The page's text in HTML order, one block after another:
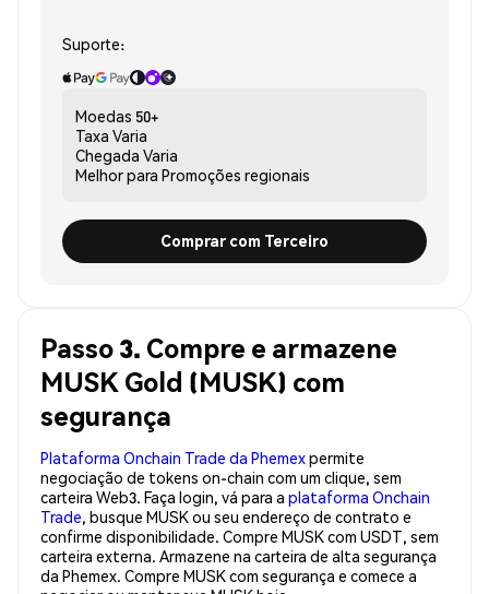
Suporte:
Moedas 50+
Taxa Varia
Chegada Varia
Melhor para Promoções regionais
Comprar com Terceiro
Passo 3. Compre e armazene
MUSK Gold (MUSK) com
segurança
Plataforma Onchain Trade da Phemexpermite
negociação de tokens on-chain com um clique, sem
carteira Web3. Faça login, vá para a plataforma Onchain
Trade, busque MUSK ou seu endereço de contrato e
confirme disponibilidade. Compre MUSK com USDT, sem
carteira externa. Armazene na carteira de alta segurança
da Phemex. Compre MUSK com segurança e comece a